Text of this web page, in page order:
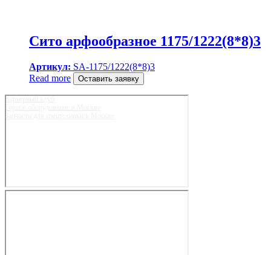
Сито арфообразное 1175/1222(8*8)3
Артикул: SA-1175/1222(8*8)3
Read more
Оставить заявку